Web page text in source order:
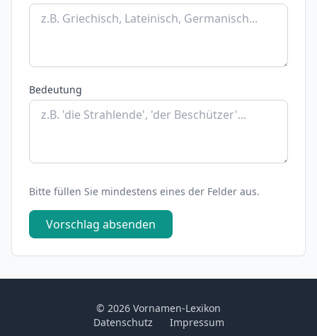
Bedeutung
Bitte füllen Sie mindestens eines der Felder aus.
Vorschlag absenden
© 2026 Vornamen-Lexikon
Datenschutz
Impressum